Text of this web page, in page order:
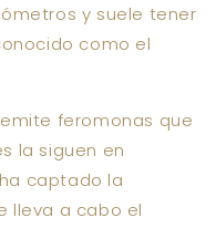
y suele tener
como el
feromonas que
la siguen en
captado la
lleva a cabo el